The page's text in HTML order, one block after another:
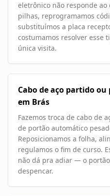
eletrônico não responde
pilhas, reprogramamos
substituímos a placa
costumamos resolver esse
única visita.
Cabo de aço partido
em Brás
Fazemos troca de cabo de
de portão automático
Reposicionamos a folha,
regulamos o fim de curso.
não dá pra adiar — o
despencar.